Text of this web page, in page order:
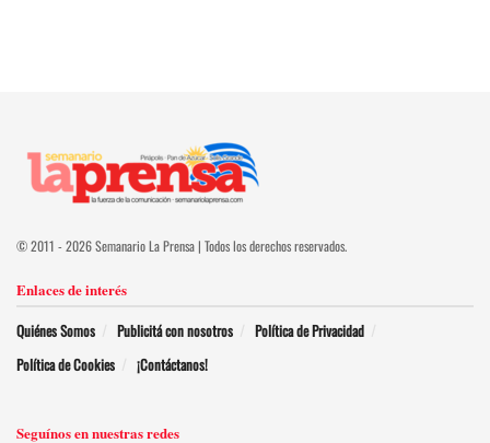
© 2011 - 2026 Semanario La Prensa | Todos los derechos reservados.
Enlaces de interés
Quiénes Somos Publicitá con nosotros
Política de Privacidad
Política de Cookies
¡Contáctanos!
Seguínos en nuestras redes